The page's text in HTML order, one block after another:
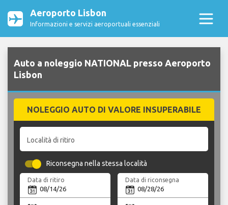
Aeroporto Lisbon
Informazioni e servizi aeroportuali essenziali
Auto a noleggio NATIONAL presso Aeroporto
Lisbon
NOLEGGIO AUTO DI VALORE INSUPERABILE
Località di ritiro
Riconsegna nella stessa località
Data di ritiro Data di riconsegna